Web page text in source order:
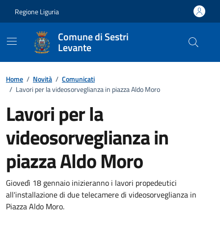
Regione Liguria
Comune di Sestri
Levante
Home / Novità / Comunicati
/ Lavori per la videosorveglianza in piazza Aldo Moro
Lavori per la
videosorveglianza in
piazza Aldo Moro
Dettagli della notizia
Giovedì 18 gennaio inizieranno i lavori propedeutici
all'installazione di due telecamere di videosorveglianza in
Piazza Aldo Moro.